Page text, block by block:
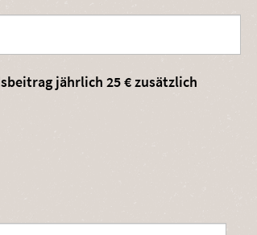
(LPartG): Mitgliedsbeitrag jährlich 25 € zusätzlich